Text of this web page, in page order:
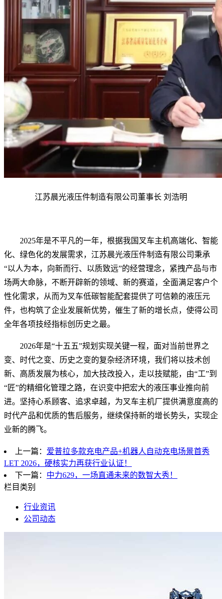
江苏晨光液压件制造有限公司董事长 刘浩明
2025年是不平凡的一年，根据我国叉车主机高端化、智能
化、绿色化的发展需求，江苏晨光液压件制造有限公司秉承
“以人为本，向新而行、以质致远”的经营理念，紧拽产品与市
场两大命脉，不断开辟新的领域、新的赛道，全面满足客户个
性化需求，从而为叉车低碳智能配套提供了可信赖的液压元
件，也构筑了企业发展新优势，催生了新的增长点，使得公司
全年各项技经指标创历史之最。
2026年是“十五五”规划实现关键一程，面对当前世界之
变、时代之变、历史之变的复杂经济环境，我们将以技术创
新、高质发展为核心，加大技改投入，走以技赋能，由“工”到
“匠”的精细化管理之路，在识变中把宏大的液压事业推向前
进。坚持心系顾客、追求卓越，为叉车主机厂提供满意度高的
时代产品和优质的售后服务，继续保持新的增长势头，实现企
业新的腾飞。
上一篇： 爱普拉多款充电产品+机器人自动充电场景首秀
LET 2026，硬核实力再获行业认证！
下一篇： 中力629，一场直通未来的数智大秀！
栏目类别
行业资讯
公司动态